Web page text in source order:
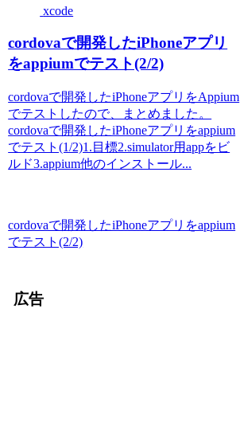
xcode
cordovaで開発したiPhoneアプリ
をappiumでテスト(2/2)
cordovaで開発したiPhoneアプリをAppium
でテストしたので、まとめました。
cordovaで開発したiPhoneアプリをappium
でテスト(1/2)1.目標2.simulator用appをビ
ルド3.appium他のインストール...
cordovaで開発したiPhoneアプリをappium
でテスト(2/2)
広告